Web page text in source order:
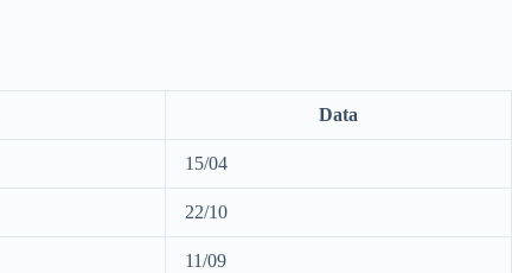
Data
15/04
22/10
11/09